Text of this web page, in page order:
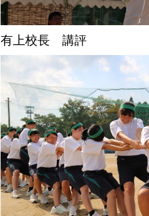
有上校長 講評